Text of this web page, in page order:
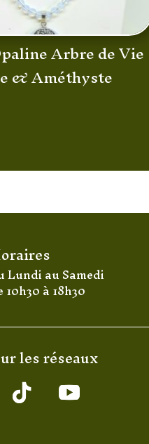
Arbre de Vie
& Améthyste
Lundi au Samedi
10h30 à 18h30
les réseaux